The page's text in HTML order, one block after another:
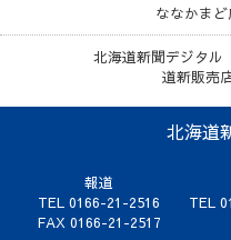
ななかま
北海道新聞デジタル
道新販売
北海道
報道
TEL 0166-21-2516
FAX 0166-21-2517
TEL